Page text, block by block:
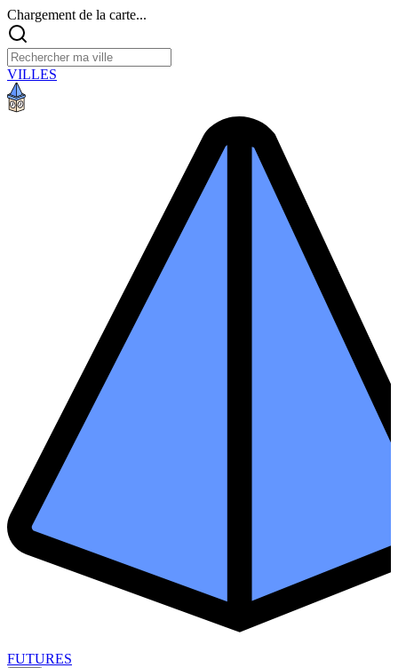
Chargement de la carte...
VILLES
FUTURES